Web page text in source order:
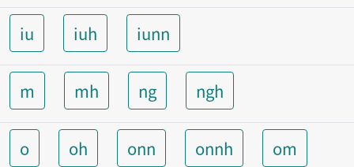
iu iuh iunn
m mh ng ngh
o oh onn onnh
om